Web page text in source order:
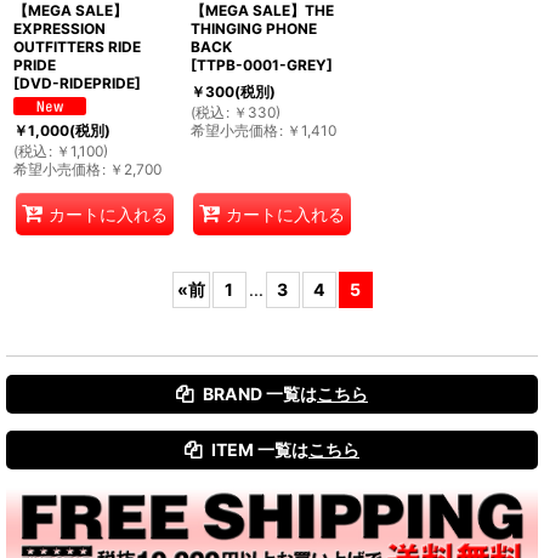
【MEGA SALE】
EXPRESSION
OUTFITTERS RIDE
PRIDE
[DVD-RIDEPRIDE]
￥1,000(税別)
(税込 : ￥ 1,100)
希望小売価格: ￥ 2,700
カートに入れる
【MEGA SALE】THE
THINGING PHONE
BACK
[TTPB-0001-GREY]
￥300(税別)
(税込 : ￥ 330)
希望小売価格: ￥ 1,410
カートに入れる
«前 1 ... 3 4 5
BRAND 一覧はこちら
ITEM 一覧はこちら